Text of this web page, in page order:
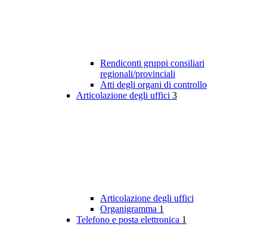
Rendiconti gruppi consiliari
regionali/provinciali
Atti degli organi di controllo
Articolazione degli uffici 3
Articolazione degli uffici
Organigramma 1
Telefono e posta elettronica 1